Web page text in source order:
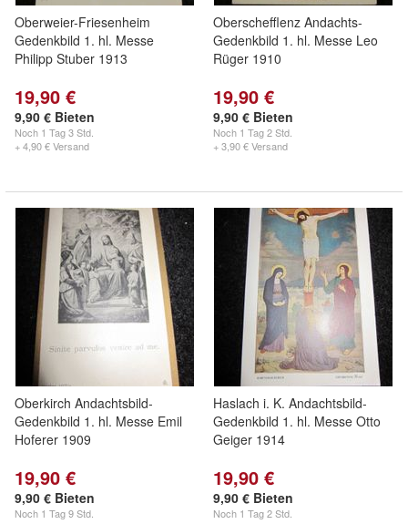
Oberweier-Friesenheim
Gedenkbild 1. hl. Messe
Philipp Stuber 1913
19,90 €
9,90 € Bieten
Noch 1 Tag 3 Std.
+ 4,90 € Versand
Oberschefflenz Andachts-
Gedenkbild 1. hl. Messe Leo
Rüger 1910
19,90 €
9,90 € Bieten
Noch 1 Tag 2 Std.
+ 3,90 € Versand
Oberkirch Andachtsbild-
Gedenkbild 1. hl. Messe Emil
Hoferer 1909
19,90 €
9,90 € Bieten
Noch 1 Tag 9 Std.
Haslach i. K. Andachtsbild-
Gedenkbild 1. hl. Messe Otto
Geiger 1914
19,90 €
9,90 € Bieten
Noch 1 Tag 2 Std.